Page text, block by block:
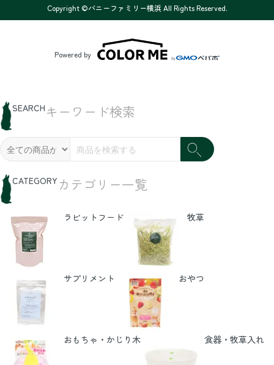
Copyright ©バニーファミリー横浜 All Rights Reserved.
Powered by
SEARCH キーワード検索
CATEGORY カテゴリー一覧
ラビットフード 牧草
サプリメント おやつ
おもちゃ・かじり木 食器・牧草入れ